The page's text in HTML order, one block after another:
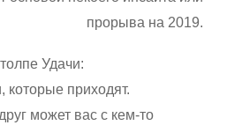
прорыва на 2019.
Удачи:
которые приходят.
может вас с кем-то